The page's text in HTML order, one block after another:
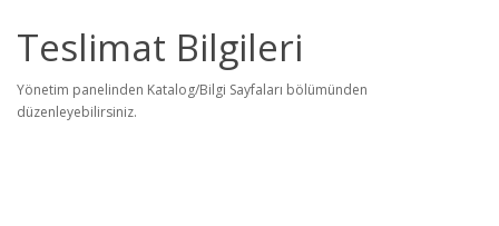
Teslimat Bilgileri
Yönetim panelinden Katalog/Bilgi Sayfaları bölümünden
düzenleyebilirsiniz.